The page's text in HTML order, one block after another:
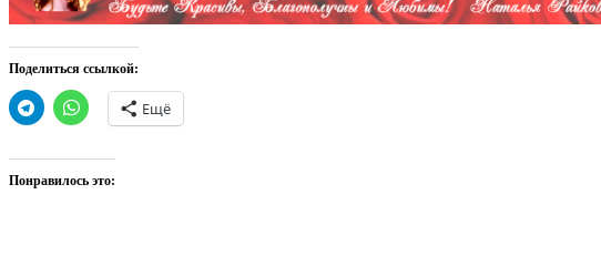
Поделиться ссылкой:
Ещё
Понравилось это: